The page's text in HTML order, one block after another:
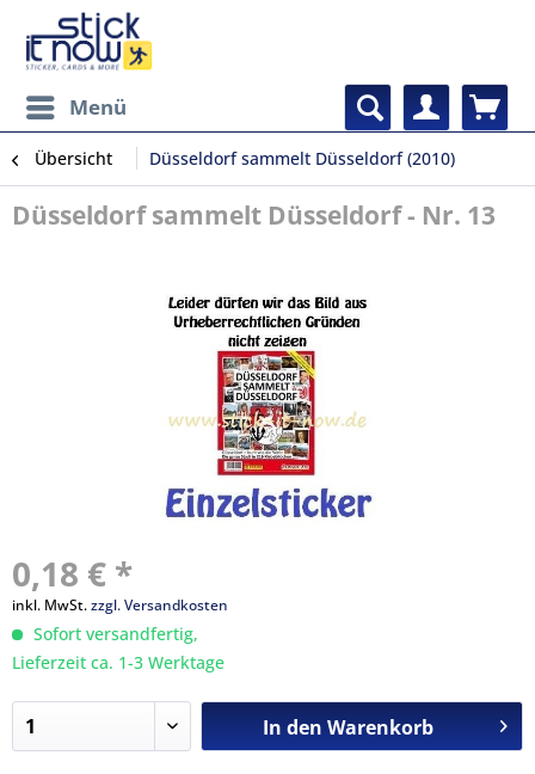
Menü
Übersicht Düsseldorf sammelt Düsseldorf (2010)
Düsseldorf sammelt Düsseldorf - Nr. 13
0,18 € *
inkl. MwSt.zzgl. Versandkosten
Sofort versandfertig,
Lieferzeit ca. 1-3 Werktage
In den Warenkorb